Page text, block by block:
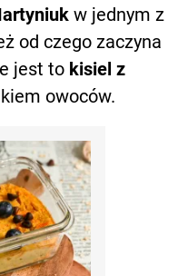
w jednym z
od czego zaczyna
jest to kisiel z
owoców.